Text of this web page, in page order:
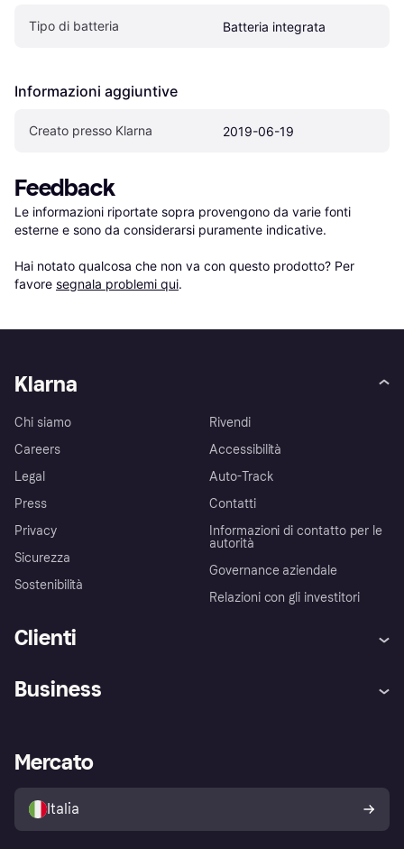
Tipo di batteria Batteria integrata
Informazioni aggiuntive
Creato presso Klarna 2019-06-19
Feedback
Le informazioni riportate sopra provengono da varie fonti
esterne e sono da considerarsi puramente indicative.
Hai notato qualcosa che non va con questo prodotto? Per
favore segnala problemi qui.
Klarna
Chi siamo
Careers
Legal
Press
Privacy
Sicurezza
Sostenibilità
Rivendi
Accessibilità
Auto-Track
Contatti
Informazioni di contatto per le
autorità
Governance aziendale
Relazioni con gli investitori
Clienti
Assistenza
Esplora i negozi
Politica di protezione
dell'acquirente Klarna
Business
Accesso aziende
Mercato
Italia